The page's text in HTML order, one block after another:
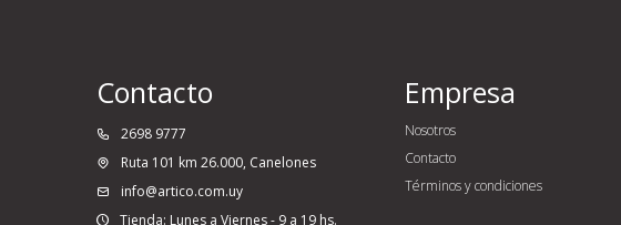
Contacto
2698 9777
Ruta 101 km 26.000, Canelones
info@artico.com.uy
Tienda: Lunes a Viernes - 9 a 19 hs.
Empresa
Nosotros
Contacto
Términos y condiciones